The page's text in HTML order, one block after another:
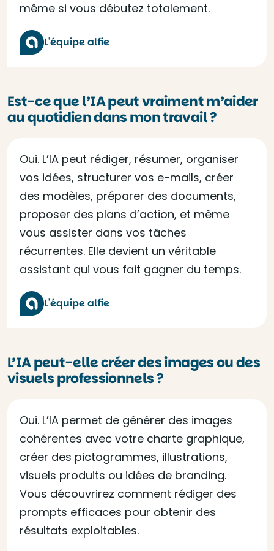
même si vous débutez totalement.
L'équipe alfie
Est-ce que l’IA peut vraiment m’aider
au quotidien dans mon travail ?
Oui. L’IA peut rédiger, résumer, organiser
vos idées, structurer vos e-mails, créer
des modèles, préparer des documents,
proposer des plans d’action, et même
vous assister dans vos tâches
récurrentes. Elle devient un véritable
assistant qui vous fait gagner du temps.
L'équipe alfie
L’IA peut-elle créer des images ou des
visuels professionnels ?
Oui. L’IA permet de générer des images
cohérentes avec votre charte graphique,
créer des pictogrammes, illustrations,
visuels produits ou idées de branding.
Vous découvrirez comment rédiger des
prompts efficaces pour obtenir des
résultats exploitables.